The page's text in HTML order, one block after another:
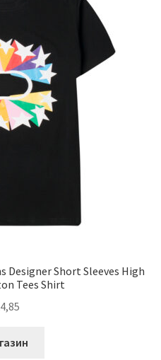
Designer Short Sleeves High
Tees Shirt